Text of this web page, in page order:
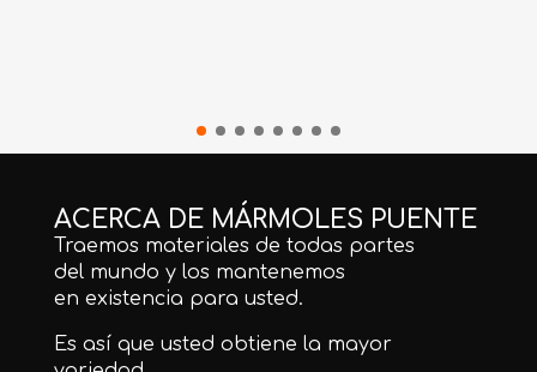
ACERCA DE MÁRMOLES PUENTE
Traemos materiales de todas partes
del mundo y los mantenemos
en existencia para usted.
Es así que usted obtiene la mayor